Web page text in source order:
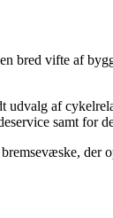
bred vifte af
af
samt for